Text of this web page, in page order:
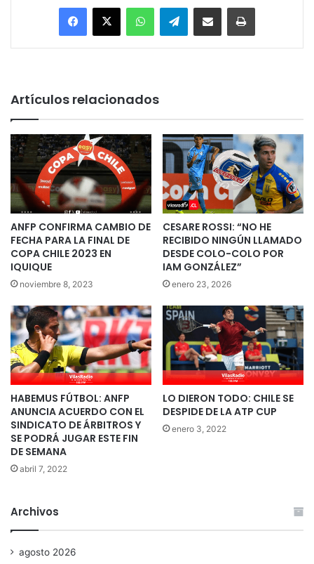
Facebook
X WhatsAppTelegramEnviar vía email Imprimir
Artículos relacionados
ANFP CONFIRMA CAMBIO DE
FECHA PARA LA FINAL DE
COPA CHILE 2023 EN
IQUIQUE
noviembre 8, 2023
CESARE ROSSI: “NO HE
RECIBIDO NINGÚN LLAMADO
DESDE COLO-COLO POR
IAM GONZÁLEZ”
enero 23, 2026
HABEMUS FÚTBOL: ANFP
ANUNCIA ACUERDO CON EL
SINDICATO DE ÁRBITROS Y
SE PODRÁ JUGAR ESTE FIN
DE SEMANA
abril 7, 2022
LO DIERON TODO: CHILE SE
DESPIDE DE LA ATP CUP
enero 3, 2022
Archivos
agosto 2026